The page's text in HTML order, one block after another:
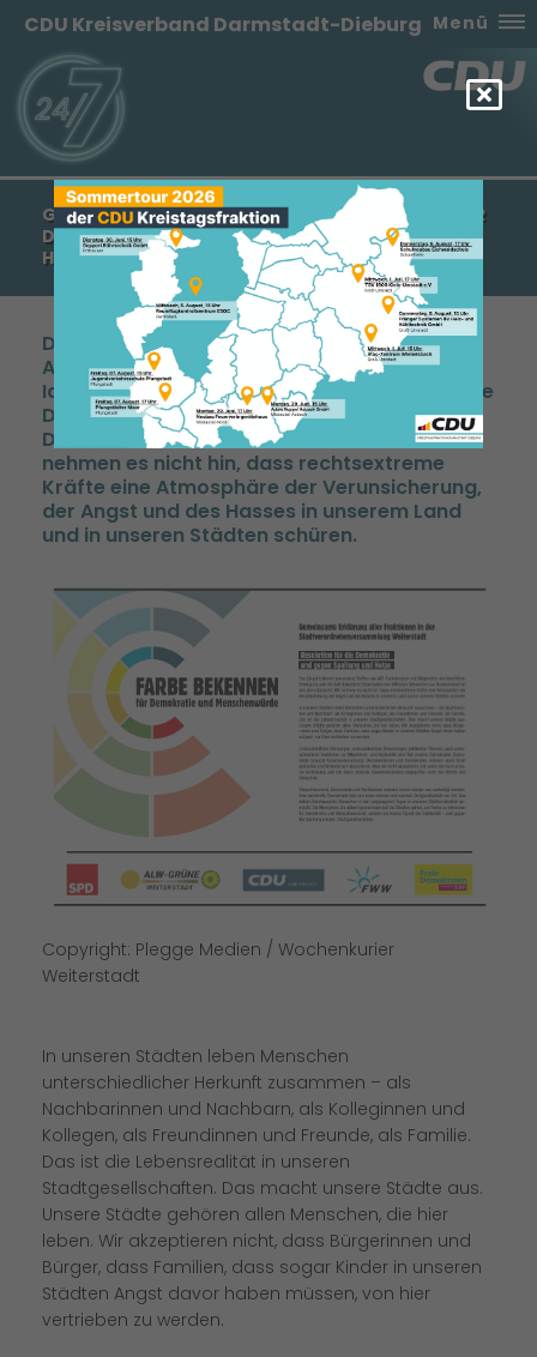
CDU Kreisverband Darmstadt-Dieburg Menü
GEMEINSAME ERKLÄRUNG ALLER FRAKTIONEN FÜR
DIE DEMOKRATIE UND GEGEN SPALTUNG UND
HETZE
Das jüngst bekannt gewordene Treffen von
AfD-Funktionären mit Mitgliedern der
Identitären Bewegung und die dort diskutierte
Deportation von Millionen Menschen aus
Deutschland hat uns alle schockiert. Wir
nehmen es nicht hin, dass rechtsextreme
Kräfte eine Atmosphäre der Verunsicherung,
der Angst und des Hasses in unserem Land
und in unseren Städten schüren.
Copyright: Plegge Medien / Wochenkurier
Weiterstadt
In unseren Städten leben Menschen
unterschiedlicher Herkunft zusammen – als
Nachbarinnen und Nachbarn, als Kolleginnen und
Kollegen, als Freundinnen und Freunde, als Familie.
Das ist die Lebensrealität in unseren
Stadtgesellschaften. Das macht unsere Städte aus.
Unsere Städte gehören allen Menschen, die hier
leben. Wir akzeptieren nicht, dass Bürgerinnen und
Bürger, dass Familien, dass sogar Kinder in unseren
Städten Angst davor haben müssen, von hier
vertrieben zu werden.